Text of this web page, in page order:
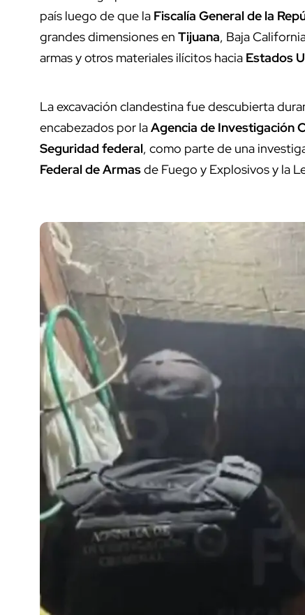
país luego de que la Fiscalía General de la
grandes dimensiones en Tijuana, Baja
armas y otros materiales ilícitos hacia Estados
La excavación clandestina fue descubierta
encabezados por laAgencia de Investigación
Seguridad federal, como parte de una
Federal de Armasde Fuego y Explosivos y la